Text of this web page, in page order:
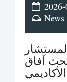
News
آفاق